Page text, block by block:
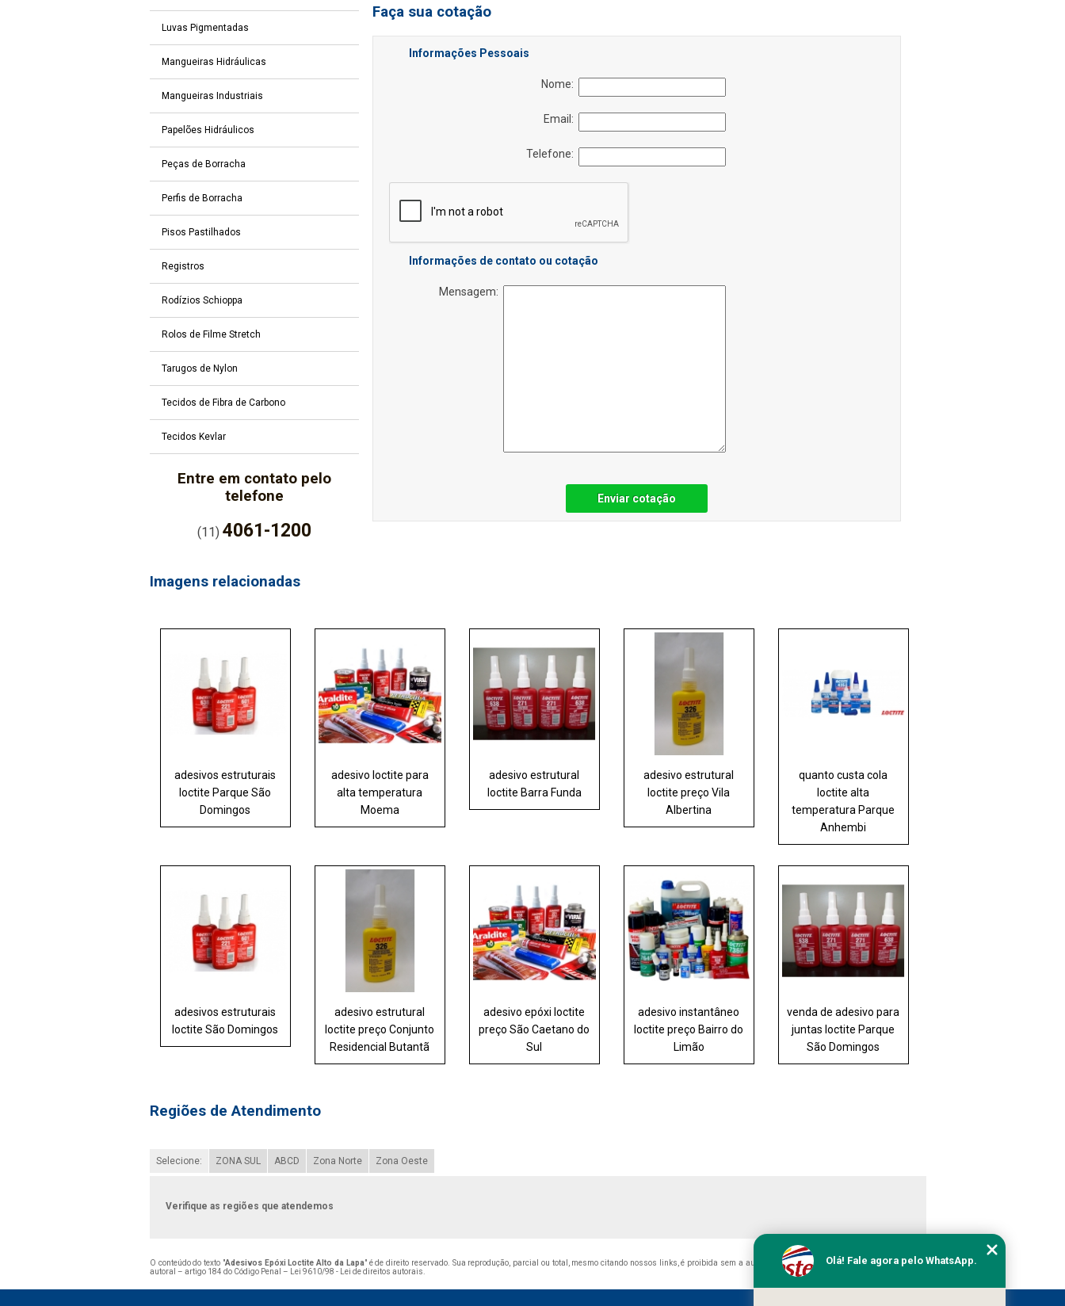
Luvas Pigmentadas
Mangueiras Hidráulicas
Mangueiras Industriais
Papelões Hidráulicos
Peças de Borracha
Perfis de Borracha
Pisos Pastilhados
Registros
Rodízios Schioppa
Rolos de Filme Stretch
Tarugos de Nylon
Tecidos de Fibra de Carbono
Tecidos Kevlar
Entre em contato pelo
telefone
(11)4061-1200
Faça sua cotação
Informações Pessoais
Nome:
Email:
Telefone:
Informações de contato ou cotação
Mensagem:
Enviar cotação
Imagens relacionadas
adesivos estruturais
loctite Parque São
Domingos
adesivo loctite para
alta temperatura
Moema
adesivo estrutural
loctite Barra Funda
adesivo estrutural
loctite preço Vila
Albertina
quanto custa cola
loctite alta
temperatura Parque
Anhembi
adesivos estruturais
loctite São Domingos
adesivo estrutural
loctite preço Conjunto
Residencial Butantã
adesivo epóxi loctite
preço São Caetano do
Sul
adesivo instantâneo
loctite preço Bairro do
Limão
venda de adesivo para
juntas loctite Parque
São Domingos
Regiões de Atendimento
Selecione: ZONA SUL ABCD Zona Norte Zona Oeste
Verifique as regiões que atendemos
O conteúdo do texto "Adesivos Epóxi Loctite Alto da Lapa" é de direito reservado. Sua reprodução, parcial ou total, mesmo citando nossos links, é proibida sem a autorização do autor. Crime de violação de direito
autoral – artigo 184 do Código Penal – Lei 9610/98 - Lei de direitos autorais.
Olá! Fale agora pelo WhatsApp.